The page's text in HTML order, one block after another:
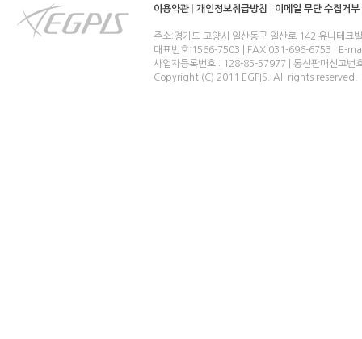
이용약관 개인정보취급방침 이메일 무단 수집거부
주소:경기도 고양시 일산동구 일산로 142 유니테크
대표번호:1566-7503 | FAX:031-696-6753 | E-
사업자등록번호 : 128-85-57977 | 통신판매신고번
Copyright (C) 2011 EGPIS. All rights reserved.